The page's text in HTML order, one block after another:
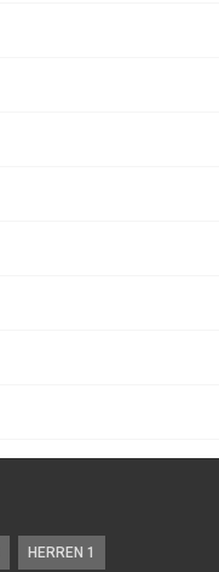
HERREN 1